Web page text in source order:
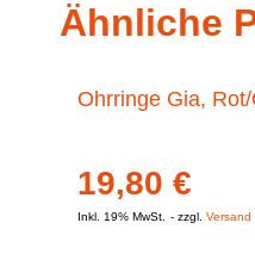
Ähnliche
Ohrringe Gia,
19,80 €
Inkl. 19% MwSt. zzgl. Versand